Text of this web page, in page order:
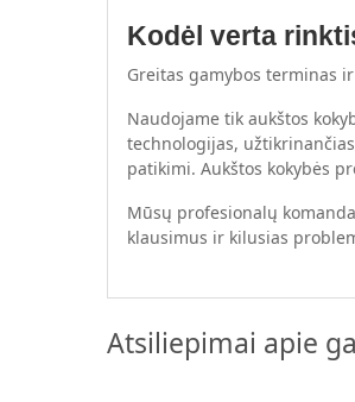
Kodėl verta
Greitas gamybos terminas
Naudojame tik aukštos
technologijas,
patikimi. Aukštos kokybės
Mūsų profesionalų
klausimus ir kilusias
Atsiliepimai apie